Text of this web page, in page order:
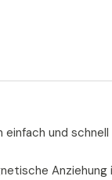
und schnell